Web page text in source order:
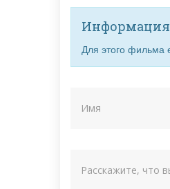
Информация
Для этого фильма